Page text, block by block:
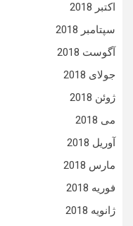
اکتبر 2018
سپتامبر 2018
آگوست 2018
جولای 2018
ژوئن 2018
می 2018
آوریل 2018
مارس 2018
فوریه 2018
ژانویه 2018